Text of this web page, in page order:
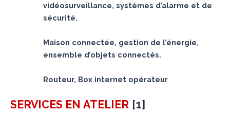
vidéosurveillance, systèmes d’alarme et de
sécurité.
Maison connectée, gestion de l’énergie,
ensemble d’objets connectés.
Routeur, Box internet opérateur
SERVICES EN ATELIER [1]